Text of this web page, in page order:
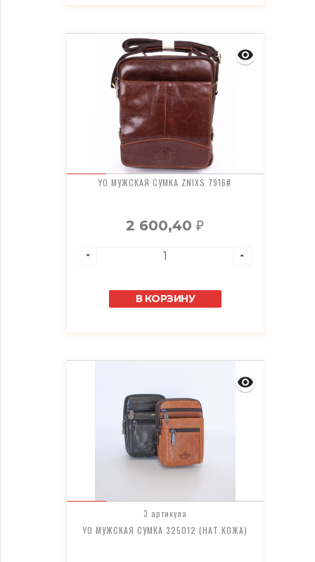
YO МУЖСКАЯ СУМКА ZNIXS 7916#
2 600,40₽
В КОРЗИНУ
3 артикула
YO МУЖСКАЯ СУМКА 325012 (НАТ.КОЖА)